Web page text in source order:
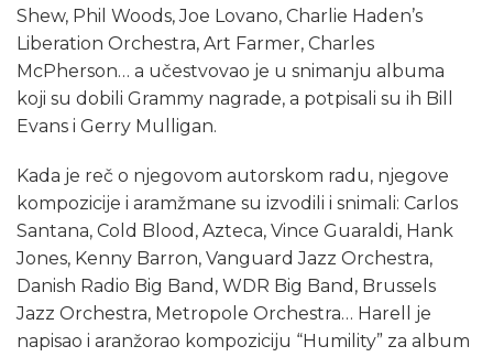
Shew, Phil Woods, Joe Lovano, Charlie Haden’s
Liberation Orchestra, Art Farmer, Charles
McPherson… a učestvovao je u snimanju albuma
koji su dobili Grammy nagrade, a potpisali su ih Bill
Evans i Gerry Mulligan.
Kada je reč o njegovom autorskom radu, njegove
kompozicije i aramžmane su izvodili i snimali: Carlos
Santana, Cold Blood, Azteca, Vince Guaraldi, Hank
Jones, Kenny Barron, Vanguard Jazz Orchestra,
Danish Radio Big Band, WDR Big Band, Brussels
Jazz Orchestra, Metropole Orchestra… Harell je
napisao i aranžorao kompoziciju “Humility” za album